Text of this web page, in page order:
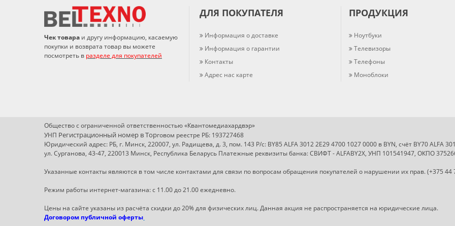
Чек товара и другу информацию, касаемую
покупки и возврата товар вы можете
посмотреть в разделе для покупателей
ДЛЯ ПОКУПАТЕЛЯ
Информация о доставке
Информация о гарантии
Контакты
Адрес нас карте
ПРОДУКЦИЯ
Ноутбуки
Телевизоры
Телефоны
Моноблоки
Общество с ограниченной ответственностью «Квантомедиахардвэр»
УНП Регистрационный номер в Торговом реестре РБ: 193727468
Юридический адрес: РБ, г. Минск, 220007, ул. Радищева, д. 3, пом. 143 Р/с: BY85 ALFA 3012 2E29 4700 1027 0000 в BYN, счёт BY70 ALFA
ул. Сурганова, 43-47, 220013 Минск, Республика Беларусь Платежные реквизиты банка: СВИФТ - ALFABY2X, УНП 101541947, ОКПО
Указанные контакты являются в том числе контактами для связи по вопросам обращения покупателей о нарушении их прав. (+375 44
Режим работы интернет-магазина: с 11.00 до 21.00 ежедневно.
Цены на сайте указаны из расчёта скидки до 20% для физических лиц. Данная акция не распространяется на юридические лица.
Договором публичной оферты